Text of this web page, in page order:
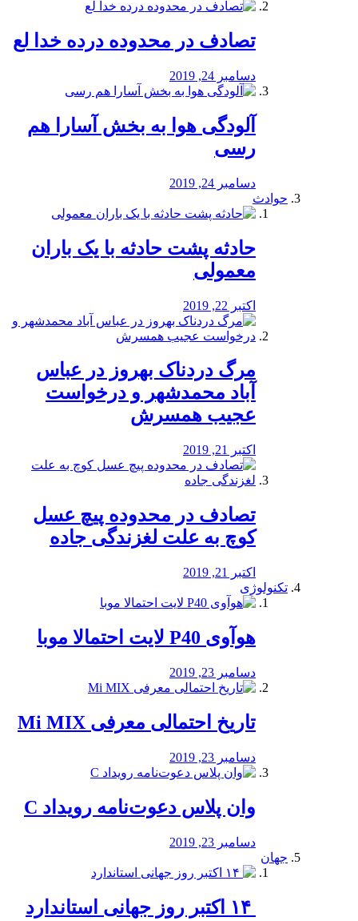
تصادف در محدوده درده خدا لع
دسامبر 24, 2019
آلودگی هوا به بخش آسارا هم
رسی
دسامبر 24, 2019
حوادث
️حادثه پشت حادثه با یک باران
معمولی
اکتبر 22, 2019
مرگ دردناک بهروز در عباس
آباد محمدشهر و درخواست
عجیب همسرش
اکتبر 21, 2019
تصادف در محدوده پیچ عسل
کوچ به علت لغزندگی جاده
اکتبر 21, 2019
تکنولوژی
هوآوی P40 لایت احتمالا موبا
دسامبر 23, 2019
تاریخ احتمالی معرفی Mi MIX
دسامبر 23, 2019
وان پلاس دعوت‌نامه رویداد C
دسامبر 23, 2019
جهان